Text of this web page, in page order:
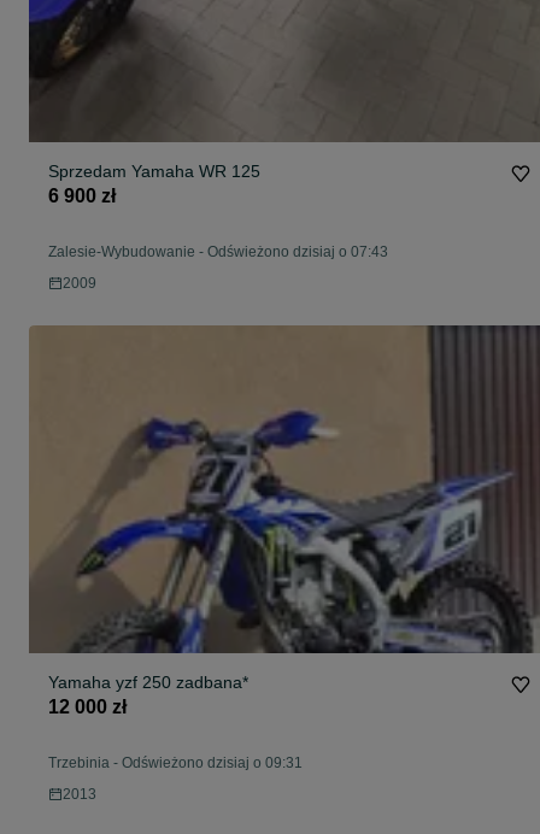
Sprzedam Yamaha WR 125
6 900 zł
Zalesie-Wybudowanie - Odświeżono dzisiaj o 07:43
2009
Yamaha yzf 250 zadbana*
12 000 zł
Trzebinia - Odświeżono dzisiaj o 09:31
2013